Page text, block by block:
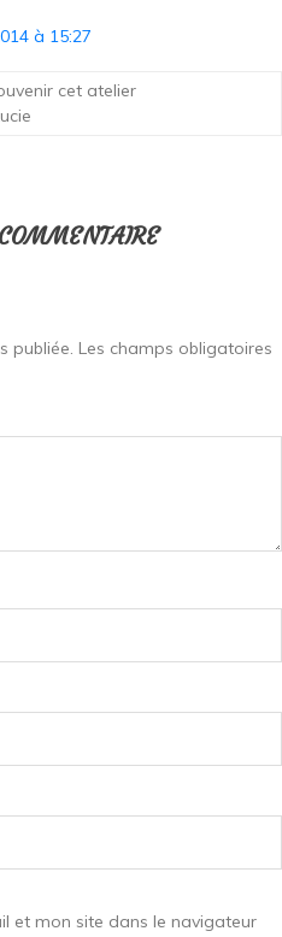
à 15:27
cet atelier
publiée. Les champs obligatoires
et mon site dans le navigateur